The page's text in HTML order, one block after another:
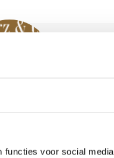
voor social